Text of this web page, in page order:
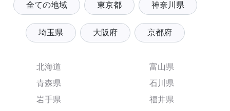
全ての地域 東京都 神奈川県
埼玉県 大阪府 京都府
北海道
青森県
岩手県
富山県
石川県
福井県